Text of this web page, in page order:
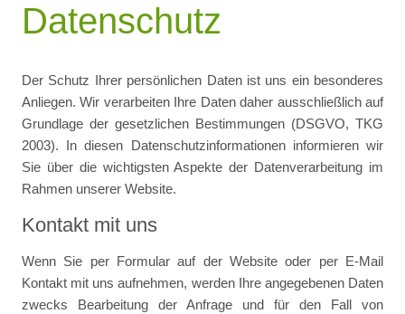
Datenschutz
Der Schutz Ihrer persönlichen Daten ist uns ein besonderes
Anliegen. Wir verarbeiten Ihre Daten daher ausschließlich auf
Grundlage der gesetzlichen Bestimmungen (DSGVO, TKG
2003). In diesen Datenschutzinformationen informieren wir
Sie über die wichtigsten Aspekte der Datenverarbeitung im
Rahmen unserer Website.
Kontakt mit uns
Wenn Sie per Formular auf der Website oder per E-Mail
Kontakt mit uns aufnehmen, werden Ihre angegebenen Daten
zwecks Bearbeitung der Anfrage und für den Fall von